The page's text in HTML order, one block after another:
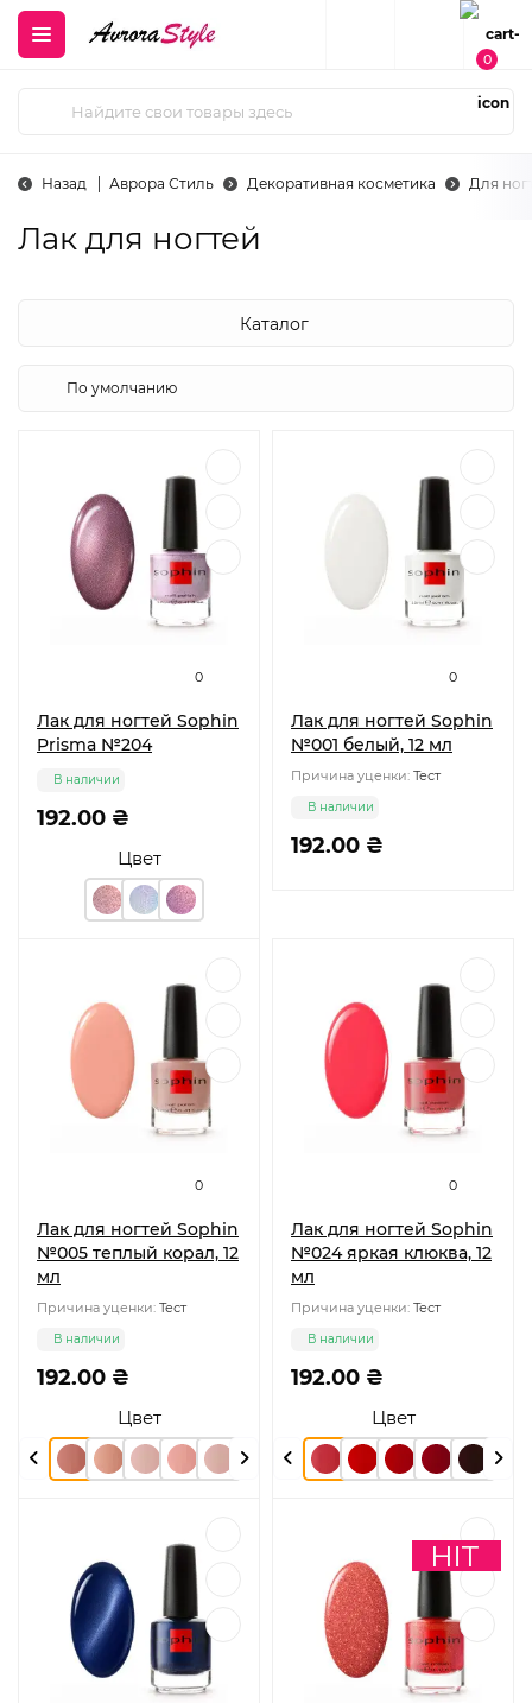
0
Назад Аврора Стиль Декоративная косметика Для
Лак для ногтей
Каталог
0
Лак для ногтей Sophin
Prisma №204
Цвет
192.00 ₴
В наличии
0
Лак для ногтей Sophin
№001 белый, 12 мл
Причина уценки: Тест
192.00 ₴
В наличии
0
Лак для ногтей Sophin
№005 теплый корал, 12
мл
Причина уценки: Тест
Цвет
192.00 ₴
В наличии
0
Лак для ногтей Sophin
№024 яркая клюква, 12
мл
Причина уценки: Тест
Цвет
192.00 ₴
В наличии